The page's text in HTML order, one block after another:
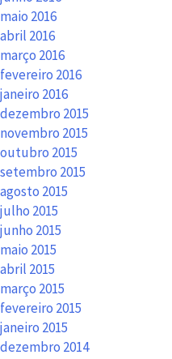
maio 2016
abril 2016
março 2016
fevereiro 2016
janeiro 2016
dezembro 2015
novembro 2015
outubro 2015
setembro 2015
agosto 2015
julho 2015
junho 2015
maio 2015
abril 2015
março 2015
fevereiro 2015
janeiro 2015
dezembro 2014